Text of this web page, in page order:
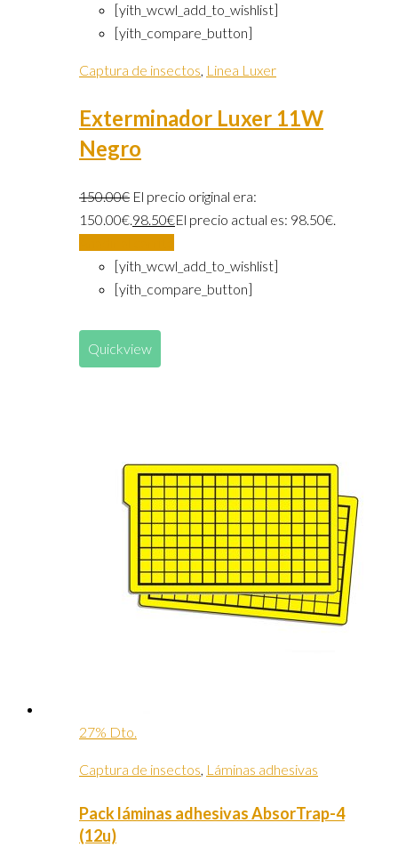
[yith_wcwl_add_to_wishlist]
[yith_compare_button]
Captura de insectos, Linea Luxer
Exterminador Luxer 11W
Negro
150.00€ El precio original era:
150.00€.98.50€El precio actual es: 98.50€.
[yith_wcwl_add_to_wishlist]
[yith_compare_button]
Quickview
27% Dto.
Captura de insectos, Láminas adhesivas
Pack láminas adhesivas AbsorTrap-4
(12u)